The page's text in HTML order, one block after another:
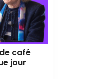
café
jour